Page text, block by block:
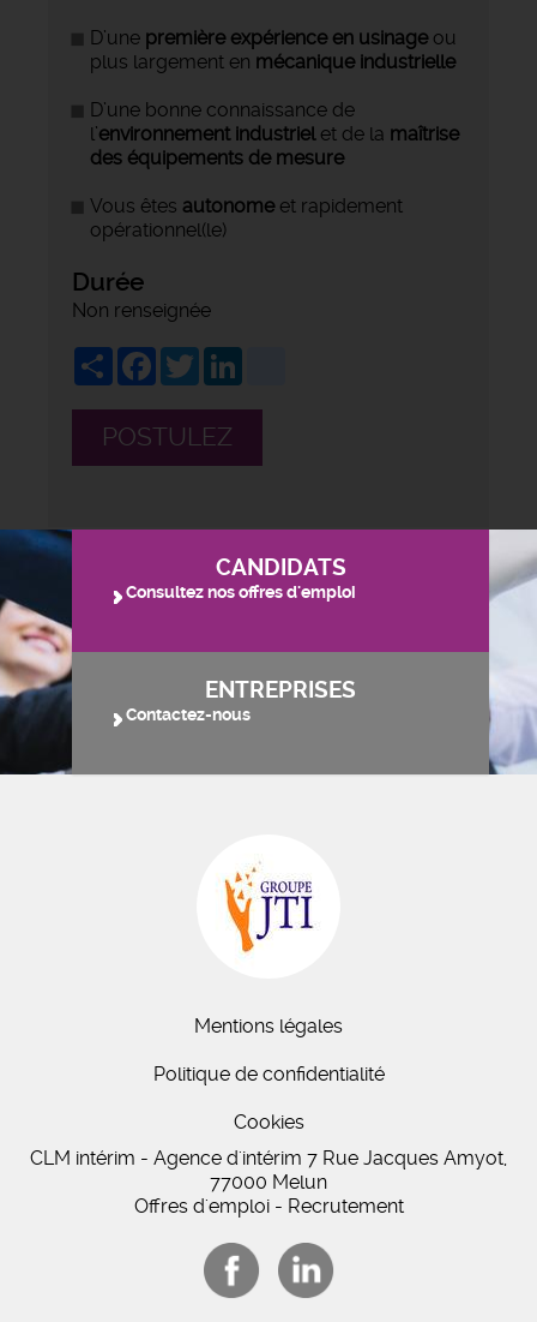
D’une première expérience en usinageou
plus largement en mécanique industrielle
D’une bonne connaissance de
l’environnement industrielet de la maîtrise
des équipements de mesure
Vous êtes autonomeet rapidement
opérationnel(le)
Durée
Non renseignée
ShareFacebook
Twitter
POSTULEZ
CANDIDATS
Consultez nos offres d'emploi
ENTREPRISES
Contactez-nous
Mentions légales
Politique de confidentialité
Cookies
CLM intérim - Agence d'intérim 7 Rue Jacques Amyot,
77000 Melun
Offres d'emploi - Recrutement